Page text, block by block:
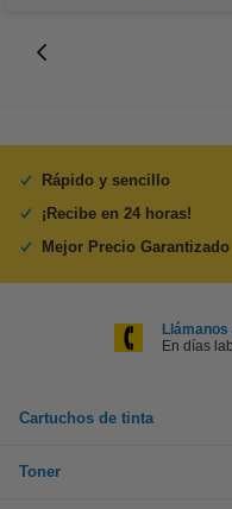
Rápido y sencillo
¡Recibe en 24 horas!
Mejor Precio Garantizado
Llámanos
En días
Cartuchos de tinta
Toner